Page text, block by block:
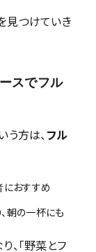
見つけていき
スでフル
う方は、 フル
におすすめ
朝の一杯にも
、「野菜とフ